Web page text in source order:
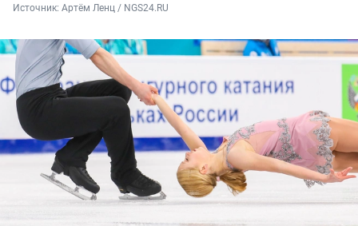
Источник: Артём Ленц / NGS24.RU